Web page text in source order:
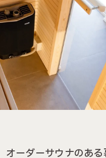
オーダーサウナのあ